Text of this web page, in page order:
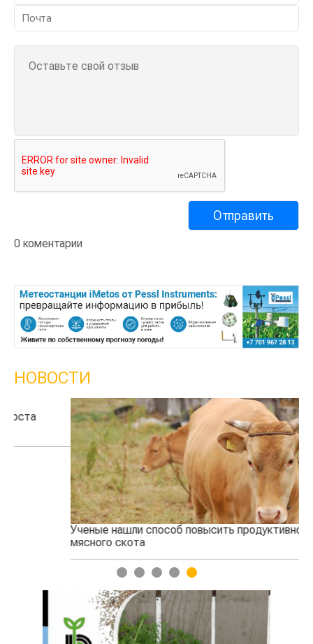
0 коментарии
НОВОСТИ
Ученые нашли способ повысить продуктивность
мясного скота
1 2 3 4 5